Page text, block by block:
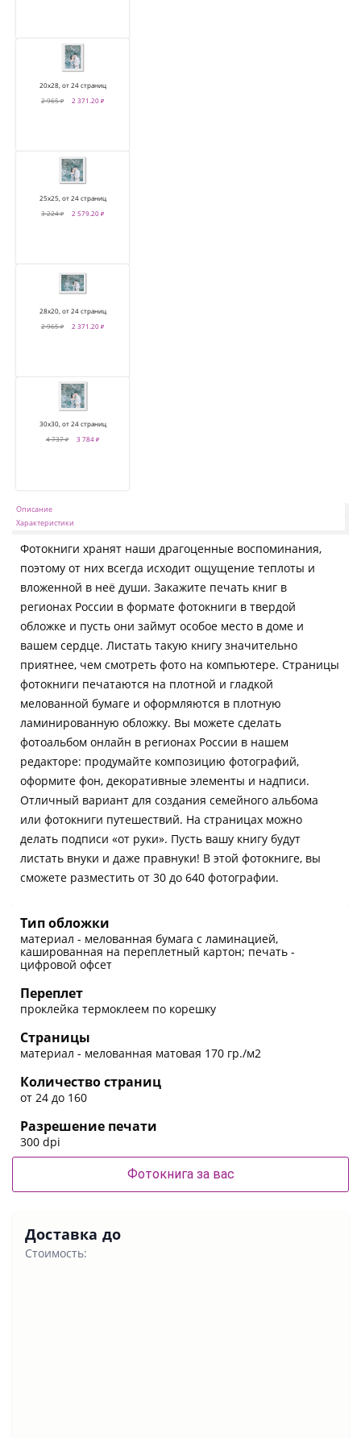
20х28, от 24 страниц
2 965 ₽
2 371.20 ₽
25х25, от 24 страниц
3 224 ₽
2 579.20 ₽
28х20, от 24 страниц
2 965 ₽
2 371.20 ₽
30х30, от 24 страниц
4 737 ₽
3 784 ₽
Описание
Характеристики
Фотокниги хранят наши драгоценные воспоминания,
поэтому от них всегда исходит ощущение теплоты и
вложенной в неё души. Закажите печать книг в
регионах России в формате фотокниги в твердой
обложке и пусть они займут особое место в доме и
вашем сердце. Листать такую книгу значительно
приятнее, чем смотреть фото на компьютере. Страницы
фотокниги печатаются на плотной и гладкой
мелованной бумаге и оформляются в плотную
ламинированную обложку. Вы можете сделать
фотоальбом онлайн в регионах России в нашем
редакторе: продумайте композицию фотографий,
оформите фон, декоративные элементы и надписи.
Отличный вариант для создания семейного альбома
или фотокниги путешествий. На страницах можно
делать подписи «от руки». Пусть вашу книгу будут
листать внуки и даже правнуки! В этой фотокниге, вы
сможете разместить от 30 до 640 фотографии.
Тип обложки
материал - мелованная бумага с ламинацией,
кашированная на переплетный картон; печать -
цифровой офсет
Переплет
проклейка термоклеем по корешку
Страницы
материал - мелованная матовая 170 гр./м2
Количество страниц
от 24 до 160
Разрешение печати
300 dpi
Фотокнига за вас
Доставка до
Стоимость: